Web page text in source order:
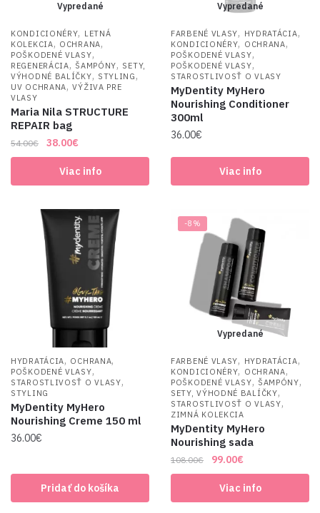
Vypredané
KONDICIONÉRY, LETNÁ
KOLEKCIA, OCHRANA,
POŠKODENÉ VLASY,
REGENERÁCIA, ŠAMPÓNY, SETY,
VÝHODNÉ BALÍČKY, STYLING ,
UV OCHRANA,VÝŽIVA PRE
VLASY
Maria Nila STRUCTURE
REPAIR bag
54.00€
Original
price
was:
54.00€.
38.00€Current
price
is:
38.00€.
Viac info
Vypredané
FARBENÉ VLASY, HYDRATÁCIA,
KONDICIONÉRY, OCHRANA,
POŠKODENÉ VLASY,
POŠKODENÉ VLASY,
STAROSTLIVOSŤ O VLASY
MyDentity MyHero
Nourishing Conditioner
300ml
36.00€
Viac info
HYDRATÁCIA, OCHRANA,
POŠKODENÉ VLASY,
STAROSTLIVOSŤ O VLASY,
STYLING
MyDentity MyHero
Nourishing Creme 150 ml
36.00€
Pridať do košíka
-8%
Vypredané
FARBENÉ VLASY, HYDRATÁCIA,
KONDICIONÉRY, OCHRANA,
POŠKODENÉ VLASY, ŠAMPÓNY,
SETY, VÝHODNÉ BALÍČKY,
STAROSTLIVOSŤ O VLASY,
ZIMNÁ KOLEKCIA
MyDentity MyHero
Nourishing sada
108.00€
Original
price
was:
108.00€.
99.00€Current
price
is:
99.00€.
Viac info